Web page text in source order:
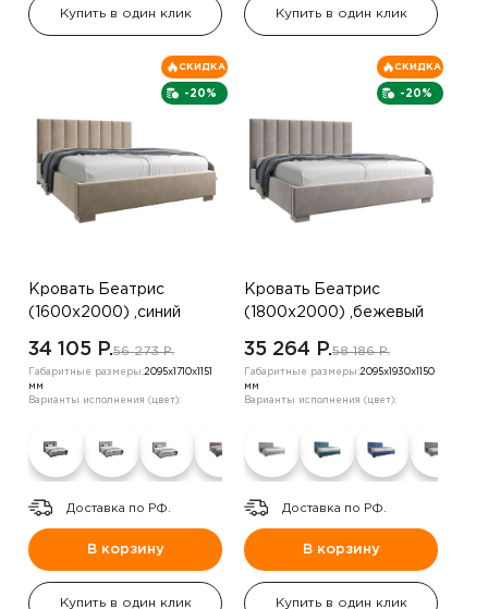
Купить в один клик Купить в один клик
-20%
СКИДКА
Кровать Беатрис
(1600х2000) ,синий
34 105 P.56 273 P.
Габаритные размеры:2095х1710х1151
мм
Варианты исполнения (цвет):
Доставка по РФ.
В корзину
Купить в один клик
-20%
СКИДКА
Кровать Беатрис
(1800х2000) ,бежевый
35 264 P.58 186 P.
Габаритные размеры:2095х1930х1150
мм
Варианты исполнения (цвет):
Доставка по РФ.
В корзину
Купить в один клик